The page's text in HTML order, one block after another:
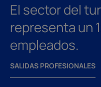
El sector del
representa un
empleados.
SALIDAS PROFESIONALES